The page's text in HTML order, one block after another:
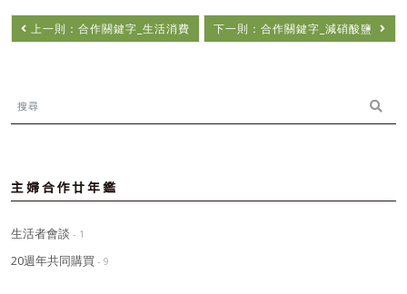
上一則：合作關鍵字_生活消費 下一則：合作關鍵字_減硝酸鹽
主婦合作廿年鑑
生活者會談 - 1
20週年共同購買 - 9